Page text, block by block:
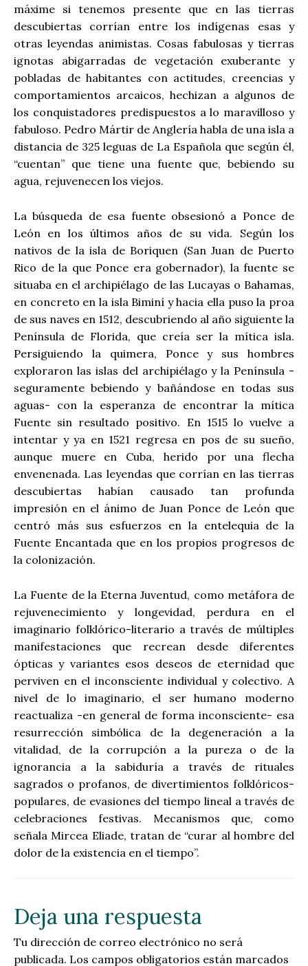
máxime si tenemos presente que en las tierras
descubiertas corrían entre los indígenas esas y
otras leyendas animistas. Cosas fabulosas y tierras
ignotas abigarradas de vegetación exuberante y
pobladas de habitantes con actitudes, creencias y
comportamientos arcaicos, hechizan a algunos de
los conquistadores predispuestos a lo maravilloso y
fabuloso. Pedro Mártir de Anglería habla de una isla a
distancia de 325 leguas de La Española que según él,
“cuentan” que tiene una fuente que, bebiendo su
agua, rejuvenecen los viejos.
La búsqueda de esa fuente obsesionó a Ponce de
León en los últimos años de su vida. Según los
nativos de la isla de Boriquen (San Juan de Puerto
Rico de la que Ponce era gobernador), la fuente se
situaba en el archipiélago de las Lucayas o Bahamas,
en concreto en la isla Biminí y hacia ella puso la proa
de sus naves en 1512, descubriendo al año siguiente la
Península de Florida, que creía ser la mítica isla.
Persiguiendo la quimera, Ponce y sus hombres
exploraron las islas del archipiélago y la Península -
seguramente bebiendo y bañándose en todas sus
aguas- con la esperanza de encontrar la mítica
Fuente sin resultado positivo. En 1515 lo vuelve a
intentar y ya en 1521 regresa en pos de su sueño,
aunque muere en Cuba, herido por una flecha
envenenada. Las leyendas que corrían en las tierras
descubiertas habían causado tan profunda
impresión en el ánimo de Juan Ponce de León que
centró más sus esfuerzos en la entelequia de la
Fuente Encantada que en los propios progresos de
la colonización.
La Fuente de la Eterna Juventud, como metáfora de
rejuvenecimiento y longevidad, perdura en el
imaginario folklórico-literario a través de múltiples
manifestaciones que recrean desde diferentes
ópticas y variantes esos deseos de eternidad que
perviven en el inconsciente individual y colectivo. A
nivel de lo imaginario, el ser humano moderno
reactualiza -en general de forma inconsciente- esa
resurrección simbólica de la degeneración a la
vitalidad, de la corrupción a la pureza o de la
ignorancia a la sabiduría a través de rituales
sagrados o profanos, de divertimientos folklóricos-
populares, de evasiones del tiempo lineal a través de
celebraciones festivas. Mecanismos que, como
señala Mircea Eliade, tratan de “curar al hombre del
dolor de la existencia en el tiempo”.
Deja una respuesta
Tu dirección de correo electrónico no será
publicada. Los campos obligatorios están marcados